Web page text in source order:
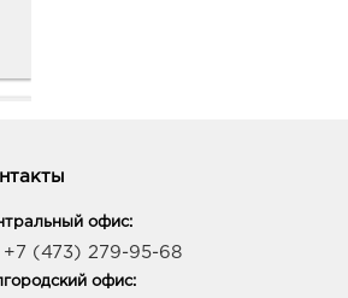
офис:
+7 (473) 279-95-68
офис: